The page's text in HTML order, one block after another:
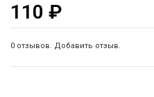
110 ₽
0 отзывов. Добавить отзыв.